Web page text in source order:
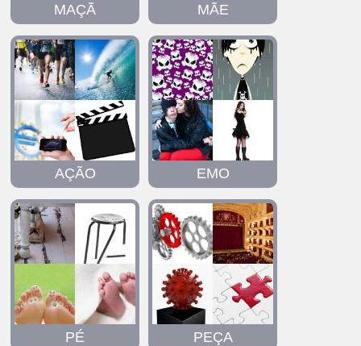
MAÇÃ MÃE
AÇÃO EMO
PÉ PEÇA